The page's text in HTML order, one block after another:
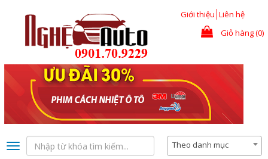
Giới thiệu Liên hệ
Giỏ hàng (0)
Toggle
Theo danh mục